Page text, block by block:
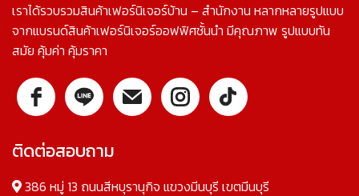
เราได้รวบรวมสินค้าเฟอร์นิเจอร์บ้าน – สำนักงาน หลากหลายรูปแบบ
จากแบรนด์สินค้าเฟอร์นิเจอร์ออฟฟิศชั้นนำ มีคุณภาพ รูปแบบทัน
สมัย คุ้มค่า คุ้มราคา
ติดต่อสอบถาม
386 หมู่ 13 ถนนสีหบุรานุกิจ แขวงมีนบุรี เขตมีนบุรี